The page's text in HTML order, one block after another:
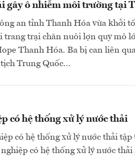
gây ô nhiễm môi trường tại
an tỉnh Thanh Hóa vừa khởi
trang trại chăn nuôi lợn quy mô
Thanh Hóa. Ba bị can liên
Trung Quốc...
có hệ thống xử lý nước thải
có hệ thống xử lý nước thải
có hệ thống xử lý nước